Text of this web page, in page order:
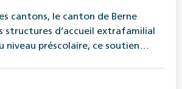
cantons, le canton de Berne
structures d’accueil extrafamilial
niveau préscolaire, ce soutien…